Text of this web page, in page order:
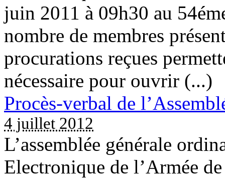
juin 2011 à 09h30 au
nombre de membres
procurations reçues
nécessaire pour ouvrir (...)
Procès-verbal de
4 juillet 2012
L’assemblée générale
Electronique de l’Armée